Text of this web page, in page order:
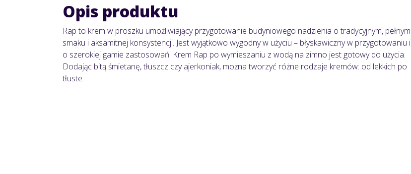
Opis produktu
Rap to krem w proszku umożliwiający przygotowanie budyniowego nadzienia o tradycyjnym, pełnym
smaku i aksamitnej konsystencji. Jest wyjątkowo wygodny w użyciu – błyskawiczny w przygotowaniu i
o szerokiej gamie zastosowań. Krem Rap po wymieszaniu z wodą na zimno jest gotowy do użycia.
Dodając bitą śmietanę, tłuszcz czy ajerkoniak, można tworzyć różne rodzaje kremów: od lekkich po
tłuste.